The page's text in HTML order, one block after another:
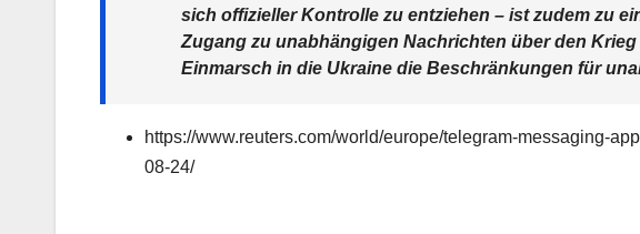
sich offizieller Kontrolle zu entziehen – ist zudem zu
Zugang zu unabhängigen Nachrichten über den
Einmarsch in die Ukraine die Beschränkungen für
https://www.reuters.com/world/europe/telegram-messaging-
08-24/